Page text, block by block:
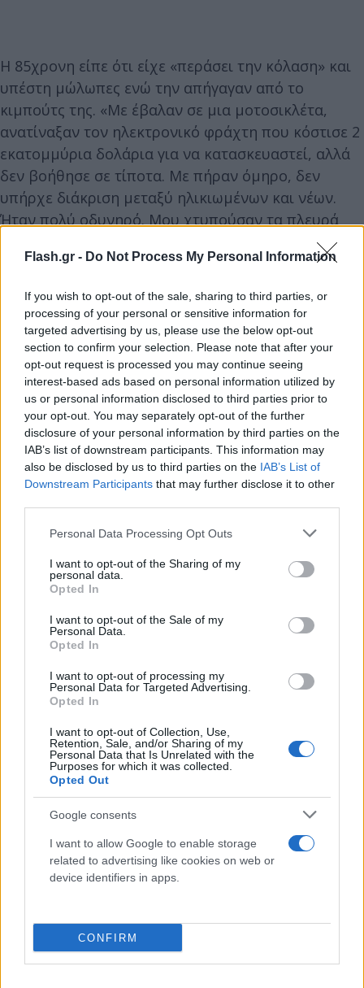
Flash.gr - Do Not Process My Personal Information
If you wish to opt-out of the sale, sharing to third parties, or
processing of your personal or sensitive information for
targeted advertising by us, please use the below opt-out
section to confirm your selection. Please note that after your
opt-out request is processed you may continue seeing
interest-based ads based on personal information utilized by
us or personal information disclosed to third parties prior to
your opt-out. You may separately opt-out of the further
disclosure of your personal information by third parties on the
IAB’s list of downstream participants. This information may
also be disclosed by us to third parties on the IAB’s List of
Downstream Participants that may further disclose it to other
Please note that this website/app uses one or more Google
not limited to your visit or usage behaviour. You may click to
grant or deny consent to Google and its third-party tags to
use your data for below specified purposes in below Google
consent section.
Personal Data Processing Opt Outs
I want to opt-out of the Sharing of my
personal data.
Opted In
I want to opt-out of the Sale of my
Personal Data.
Opted In
I want to opt-out of processing my
Personal Data for Targeted Advertising.
Opted In
I want to opt-out of Collection, Use,
Retention, Sale, and/or Sharing of my
Personal Data that Is Unrelated with the
Purposes for which it was collected.
Opted Out
Google consents
I want to allow Google to enable storage
related to advertising like cookies on web or
device identifiers in apps.
CONFIRM
Η 85χρονη είπε ότι είχε «περάσει την κόλαση» και
υπέστη μώλωπες ενώ την απήγαγαν από το
κιμπούτς της. «Με έβαλαν σε μια μοτοσικλέτα,
ανατίναξαν τον ηλεκτρονικό φράχτη που κόστισε 2
εκατομμύρια δολάρια για να κατασκευαστεί, αλλά
δεν βοήθησε σε τίποτα. Με πήραν όμηρο, δεν
υπήρχε διάκριση μεταξύ ηλικιωμένων και νέων.
Ήταν πολύ οδυνηρό. Μου χτυπούσαν τα πλευρά
χαρακτηριστικά.
Βοηθώντας στην αφήγηση της μητέρας της, η κόρη
της Sharone - που έφτασε στο Τελ Αβίβ από το
Λονδίνο σήμερα το πρωί - είπε ότι η Lifschitz και οι
συγκρατούμενοί της χτυπήθηκαν με ξύλα. Η Σαρόν
είπε επίσης ότι η μητέρα της είχε δει ένα «τεράστιο
δίκτυο» υπόγειων σηράγγων που διαχειρίζεται η
Χαμάς, τις οποίες παρομοίασε με «ιστό αράχνης».
Πρόσθεσε επίσης ότι μετά την άφιξή της στη Γάζα,
οι απαγωγείς της μητέρας της είπαν ότι «πιστεύουν
στο Κοράνι» και ως εκ τούτου δεν θα την βλάψουν
Η ίδια η Lifschitz συνέχισε περιγράφοντας καθαρές
συνθήκες και φρουρούς που φρόντιζαν για «κάθε
λεπτομέρεια».